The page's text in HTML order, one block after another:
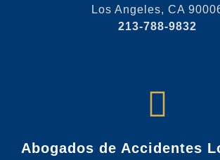
Los Angeles, CA
213-788-9832
Abogados de Accidentes